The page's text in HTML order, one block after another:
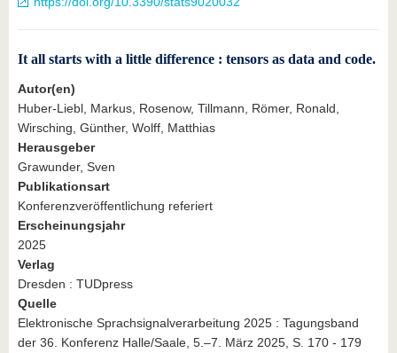
It all starts with a little difference : tensors as data and code.
Autor(en)
Huber-Liebl, Markus, Rosenow, Tillmann, Römer, Ronald,
Wirsching, Günther, Wolff, Matthias
Herausgeber
Grawunder, Sven
Publikationsart
Konferenzveröffentlichung referiert
Erscheinungsjahr
2025
Verlag
Dresden : TUDpress
Quelle
Elektronische Sprachsignalverarbeitung 2025 : Tagungsband
der 36. Konferenz Halle/Saale, 5.–7. März 2025, S. 170 - 179